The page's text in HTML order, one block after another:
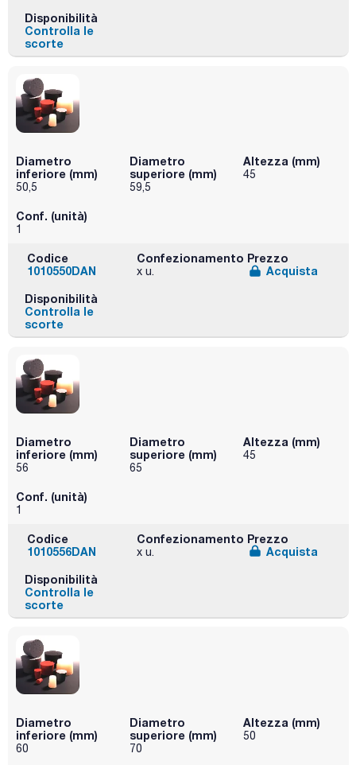
Disponibilità
Controlla le
scorte
Diametro
inferiore (mm)
50,5
Diametro
superiore (mm)
59,5
Altezza (mm)
45
Conf. (unità)
1
Codice
1010550DAN
Confezionamento
x u.
Prezzo
Acquista
Disponibilità
Controlla le
scorte
Diametro
inferiore (mm)
56
Diametro
superiore (mm)
65
Altezza (mm)
45
Conf. (unità)
1
Codice
1010556DAN
Confezionamento
x u.
Prezzo
Acquista
Disponibilità
Controlla le
scorte
Diametro
inferiore (mm)
60
Diametro
superiore (mm)
70
Altezza (mm)
50